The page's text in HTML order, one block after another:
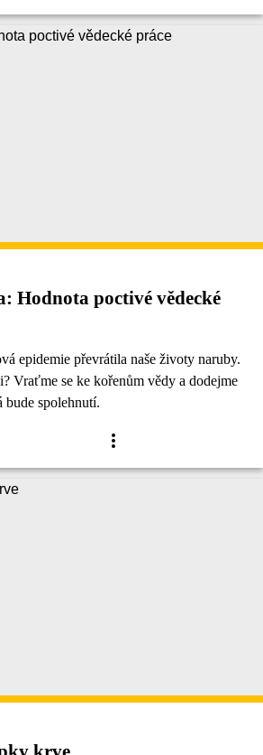
Hodnota poctivé vědecké
epidemie převrátila naše životy naruby.
Vraťme se ke kořenům vědy a dodejme
bude spolehnutí.